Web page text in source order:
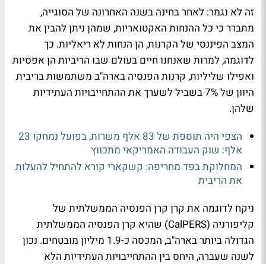
זה לא נגמר: לאחר בחינה בשנה האחרונה של הסוגייה,
מתברר כי כל ההנחות האקטואריות, שמהן ניתן להבין את
המצב הפיננסי של הקרנות, הן הנחות לא ריאליות. כך
לדוגמה, למרות שאנחנו חיים בעולם שבו הריביות הן אפסיות
ואפילו שליליות, קרנות הפנסיה בארה"ב משתמשות בריבית
היוון של 7% בשביל לשערך את ההתחייבויות העתידיות
שלהן.
הצפי היה תוספת של 83 אלף משרות, בפועל נמחקו 23
אלף: שוק העבודה האמריקאי מתכווץ
המחלוקת בפד מחריפה: קשקארי קורא להתחיל להעלות
את הריבית
ניקח לדוגמה את קרן קרן הפנסיה הממשלתית של
קליפורניה (CalPERS) שהיא קרן הפנסיה הממשלתית
הגדולה ביותר בארה"ב, המכסה כ-1.9 מיליון מובטחים. נכון
לשנה שעברה, היחס בין ההתחייבויות העתידיות הלא